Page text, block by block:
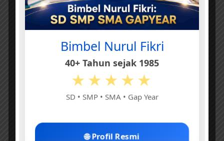
Bimbel Nurul Fikri
40+ Tahun sejak 1985
★★★★★
SD • SMP • SMA • Gap Year
🌐 Profil Resmi